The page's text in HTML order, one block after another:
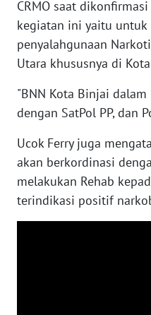
CRMO saat
kegiatan ini yaitu untuk
penyalahgunaan
Utara khususnya di
"BNN Kota Binjai
dengan SatPol PP, dan
Ucok Ferry juga
akan berkordinasi
melakukan Rehab
terindikasi positif
SULTRA
WN
WN
SULTENG
WN
SULBAR
WN